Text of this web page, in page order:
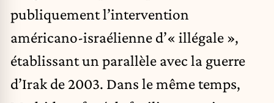
publiquement l’intervention
américano-israélienne d’« illégale »,
établissant un parallèle avec la guerre
d’Irak de 2003. Dans le même temps,